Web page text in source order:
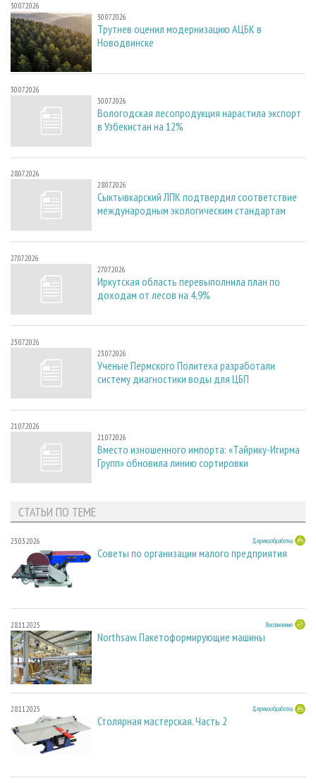
30.07.2026
30.07.2026
Трутнев оценил модернизацию АЦБК в
Новодвинске
30.07.2026
30.07.2026
Вологодская лесопродукция нарастила экспорт
в Узбекистан на 12%
28.07.2026
28.07.2026
Сыктывкарский ЛПК подтвердил соответствие
международным экологическим стандартам
27.07.2026
27.07.2026
Иркутская область перевыполнила план по
доходам от лесов на 4,9%
23.07.2026
23.07.2026
Ученые Пермского Политеха разработали
систему диагностики воды для ЦБП
21.07.2026
21.07.2026
Вместо изношенного импорта: «Тайрику-Игирма
Групп» обновила линию сортировки
СТАТЬИ ПО ТЕМЕ
23.03.2026 Деревообработка
Советы по организации малого предприятия
28.11.2025 Лесопиление
Northsaw. Пакетоформирующие машины
28.11.2025 Деревообработка
Столярная мастерская. Часть 2